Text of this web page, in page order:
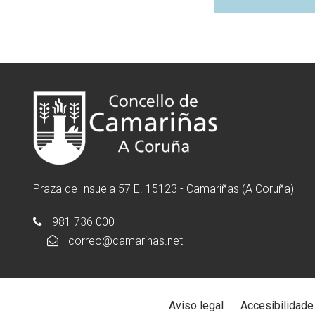
Praza de Insuela 57 E. 15123 - Camariñas (A Coruña)
981 736 000
correo@camarinas.net
Aviso legal Accesibilidade